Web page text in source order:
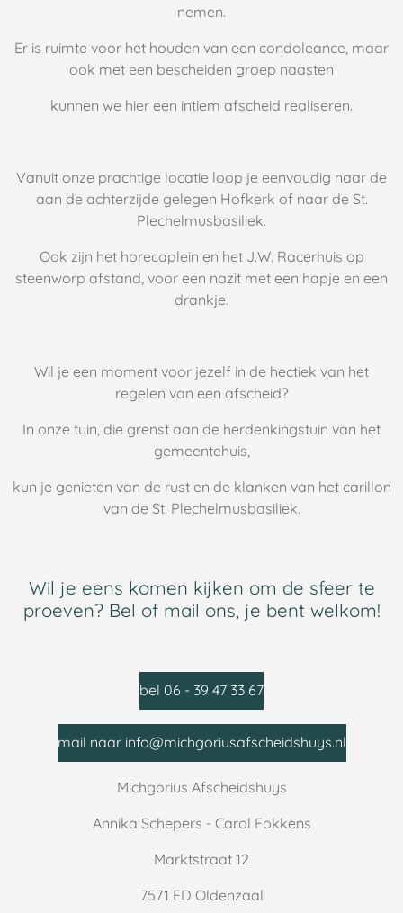
nemen.
Er is ruimte voor het houden van een condoleance, maar
ook met een bescheiden groep naasten
kunnen we hier een intiem afscheid realiseren.
Vanuit onze prachtige locatie loop je eenvoudig naar de
aan de achterzijde gelegen Hofkerk of naar de St.
Plechelmusbasiliek.
Ook zijn het horecaplein en het J.W. Racerhuis op
steenworp afstand, voor een nazit met een hapje en een
drankje.
Wil je een moment voor jezelf in de hectiek van het
regelen van een afscheid?
In onze tuin, die grenst aan de herdenkingstuin van het
gemeentehuis,
kun je genieten van de rust en de klanken van het carillon
van de St. Plechelmusbasiliek.
Wil je eens komen kijken om de sfeer te
proeven? Bel of mail ons, je bent welkom!
bel 06 - 39 47 33 67
mail naar info@michgoriusafscheidshuys.nl
Michgorius Afscheidshuys
Annika Schepers - Carol Fokkens
Marktstraat 12
7571 ED Oldenzaal